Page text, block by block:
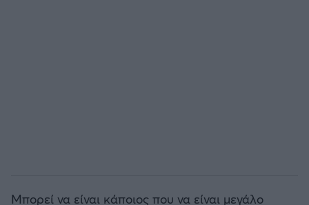
Μπορεί να είναι κάποιος που να είναι μεγάλο